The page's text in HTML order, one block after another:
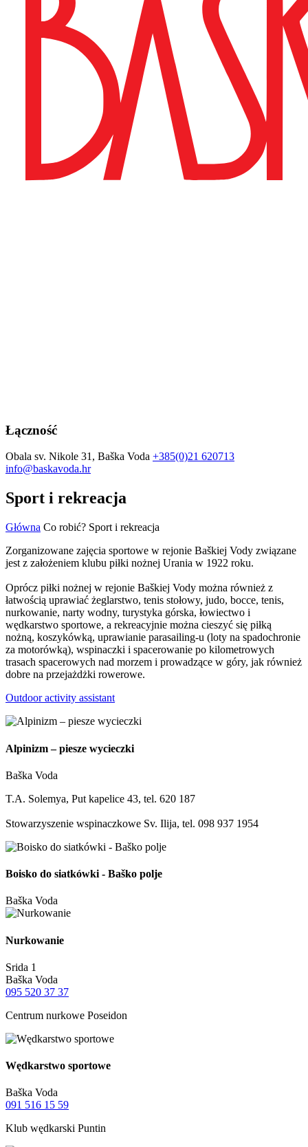
Łączność
Obala sv. Nikole 31, Baška Voda +385(0)21 620713
info@baskavoda.hr
Sport i rekreacja
Główna Co robić? Sport i rekreacja
Zorganizowane zajęcia sportowe w rejonie Baškiej Vody związane
jest z założeniem klubu piłki nożnej Urania w 1922 roku.
Oprócz piłki nożnej w rejonie Baškiej Vody można również z
łatwością uprawiać żeglarstwo, tenis stołowy, judo, bocce, tenis,
nurkowanie, narty wodny, turystyka górska, łowiectwo i
wędkarstwo sportowe, a rekreacyjnie można cieszyć się piłką
nożną, koszykówką, uprawianie parasailing-u (loty na spadochronie
za motorówką), wspinaczki i spacerowanie po kilometrowych
trasach spacerowych nad morzem i prowadzące w góry, jak również
dobre na przejażdżki rowerowe.
Outdoor activity assistant
Alpinizm – piesze wycieczki
Baška Voda
T.A. Solemya, Put kapelice 43, tel. 620 187
Stowarzyszenie wspinaczkowe Sv. Ilija, tel. 098 937 1954
Boisko do siatkówki - Baško polje
Baška Voda
Nurkowanie
Srida 1
Baška Voda
095 520 37 37
Centrum nurkowe Poseidon
Wędkarstwo sportowe
Baška Voda
091 516 15 59
Klub wędkarski Puntin